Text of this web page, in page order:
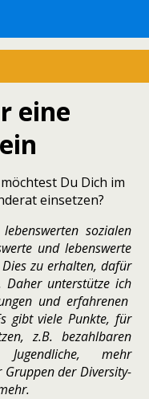
eine
Du Dich im
ein­set­zen?
sozia­len
und lebens­werte
zu erhal­ten, dafür
Daher unter­stütze ich
und erfah­re­nen
gibt viele Punkte, für
z.B. bezahl­ba­ren
mehr
der Diversity-